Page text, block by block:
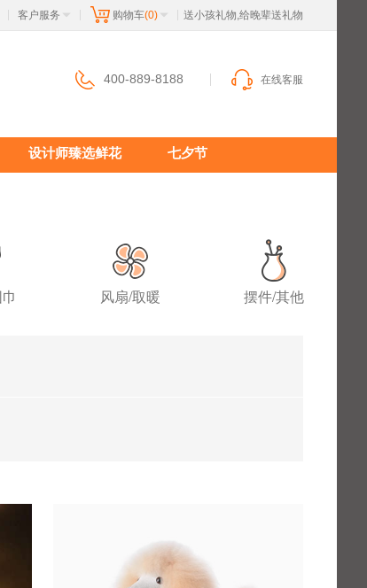
客户服务 购物车(0) 送小孩礼物,给晚辈送礼物
400-889-8188 在线客服
设计师臻选鲜花 七夕节
风扇/取暖 摆件/其他